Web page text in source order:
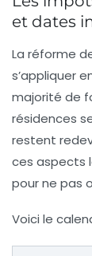
et dates
La réforme
s’appliquer
majorité de
résidences
restent
ces aspects
pour ne pas
Voici le